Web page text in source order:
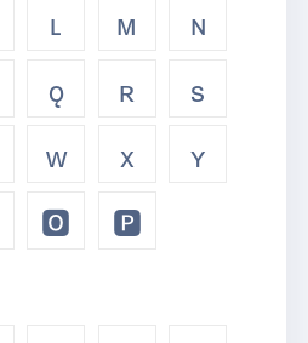
ʟ ᴍ
ɴ
ǫ ʀ
s
ᴡ x
ʏ
🅾 🅿